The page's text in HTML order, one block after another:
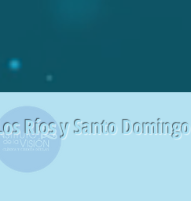
Ríos y Santo Domingo